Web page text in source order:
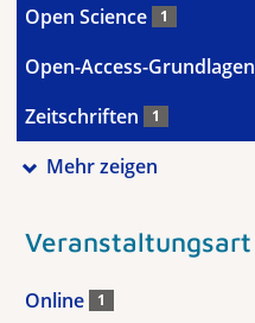
Open Science 1
Open-Access-Grundlagen
Zeitschriften 1
Mehr zeigen
Veranstaltungsart
Online 1